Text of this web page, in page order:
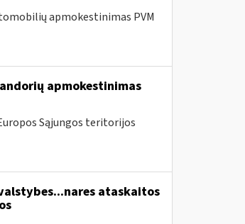
apmokestinimas PVM
apmokestinimas
Sąjungos teritorijos
ataskaitos